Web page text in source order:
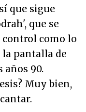
que sigue
que se
como lo
pantalla de
años 90.
Muy bien,